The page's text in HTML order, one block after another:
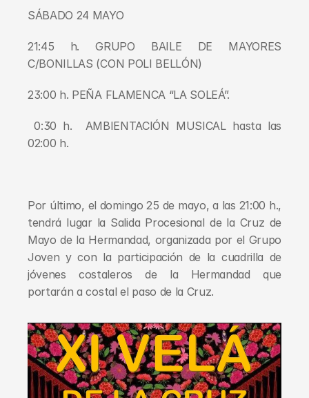
SÁBADO 24 MAYO
21:45 h. GRUPO BAILE DE MAYORES
C/BONILLAS (CON POLI BELLÓN)
23:00 h. PEÑA FLAMENCA “LA SOLEÁ”.
0:30 h.  AMBIENTACIÓN MUSICAL hasta las
02:00 h.
Por último, el domingo 25 de mayo, a las 21:00 h.,
tendrá lugar la Salida Procesional de la Cruz de
Mayo de la Hermandad, organizada por el Grupo
Joven y con la participación de la cuadrilla de
jóvenes costaleros de la Hermandad que
portarán a costal el paso de la Cruz.